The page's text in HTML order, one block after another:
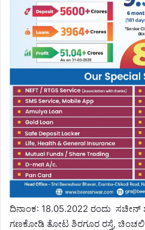
ದಿನಾಂಕ: 18.05.2022 ರಂದು ಸಚೀನ್
ಗಣಕೋಡಿ ತೋಟ ಶಿರಗೂರ ರಸ್ತೆ,